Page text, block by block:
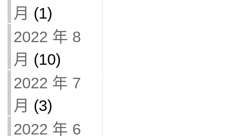
月 (1)
2022 年 8
月 (10)
2022 年 7
月 (3)
2022 年 6